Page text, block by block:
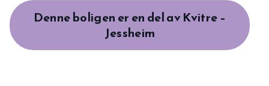
Denne boligen er en del av Kvitre –
Jessheim